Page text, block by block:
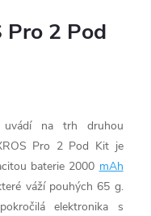
Pro 2 Pod
uvádí na trh druhou
Pro 2 Pod Kit je
baterie 2000 mAh
váží pouhých 65 g.
elektronika s